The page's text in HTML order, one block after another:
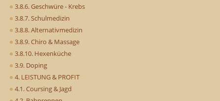
3.8.6. Geschwüre - Krebs
3.8.7. Schulmedizin
3.8.8. Alternativmedizin
3.8.9. Chiro & Massage
3.8.10. Hexenküche
3.9. Doping
4. LEISTUNG & PROFIT
4.1. Coursing & Jagd